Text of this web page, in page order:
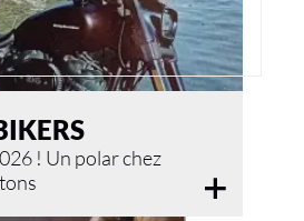
! Un polar chez